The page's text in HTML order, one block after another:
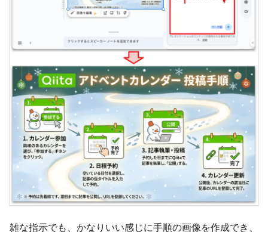
雑な指示でも、かなりいい感じに手順の画像を作成でき、